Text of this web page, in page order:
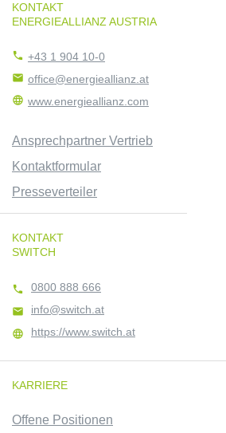
KONTAKT
ENERGIEALLIANZ AUSTRIA
 +43 1 904 10-0
 office@energieallianz.at
 www.energieallianz.com
Ansprechpartner Vertrieb
Kontaktformular
Presseverteiler
KONTAKT
SWITCH
 0800 888 666
 info@switch.at
 https://www.switch.at
KARRIERE
Offene Positionen